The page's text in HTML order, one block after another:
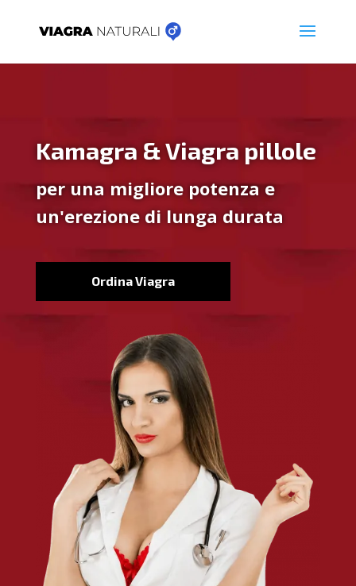
Kamagra & Viagra pillole
per una migliore potenza e
un'erezione di lunga durata
Ordina Viagra